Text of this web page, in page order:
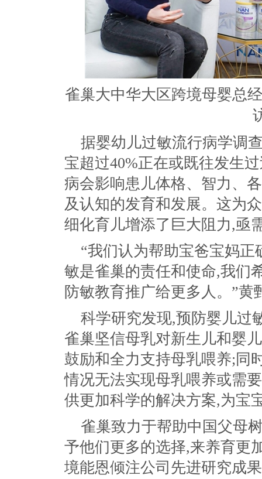
雀巢大中华大区跨境母婴总
据婴幼儿过敏流行病学调
宝超过40%正在或既往发生
病会影响患儿体格、智力、
及认知的发育和发展。这为
细化育儿增添了巨大阻力,亟
“我们认为帮助宝爸宝妈
敏是雀巢的责任和使命,我们
防敏教育推广给更多人。”黄
科学研究发现,预防婴儿过
雀巢坚信母乳对新生儿和婴
鼓励和全力支持母乳喂养;同
情况无法实现母乳喂养或需
供更加科学的解决方案,为宝
雀巢致力于帮助中国父母
予他们更多的选择,来养育更
境能恩倾注公司先进研究成